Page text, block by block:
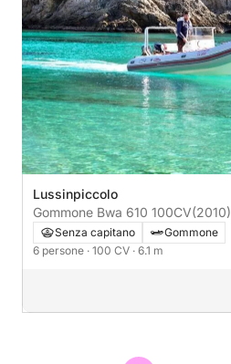
Lussinpiccolo
Gommone Bwa 610 100CV(2010)
Senza capitano
Gommone
6 persone · 100 CV · 6.1 m